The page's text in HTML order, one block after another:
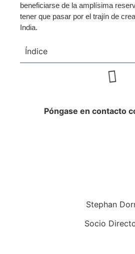
beneficiarse de la amplísima
tener que pasar por el trajín de
India.
Índice
Póngase en contacto
Stephan
Socio